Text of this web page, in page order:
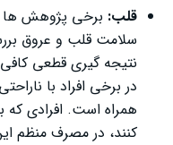
قلب: برخی پژوهش ‌ها
سلامت قلب و عروق
نتیجه‌ گیری قطعی
در برخی افراد با
همراه است. افرادی که
‌کنند، در مصرف منظم